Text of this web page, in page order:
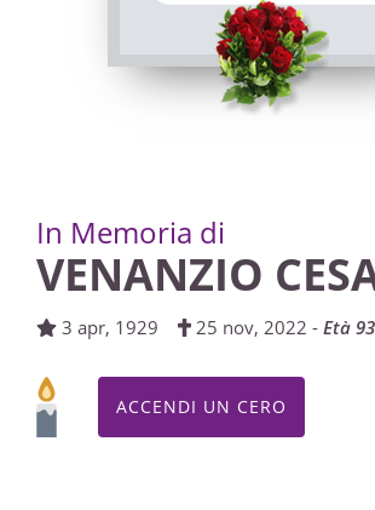
In Memoria di
VENANZIO
3 apr, 1929 25 nov, 2022 -Età 93
ACCENDI UN CERO